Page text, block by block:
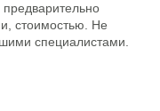
стоимостью. Не
специалистами.